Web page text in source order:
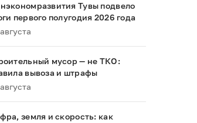
Тувы подвело
первого полугодия 2026 года
мусор — не ТКО:
вывоза и штрафы
земля и скорость: как